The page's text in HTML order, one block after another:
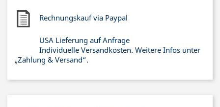
Rechnungskauf via Paypal
USA Lieferung auf Anfrage
Individuelle Versandkosten. Weitere Infos unter
„Zahlung & Versand“.